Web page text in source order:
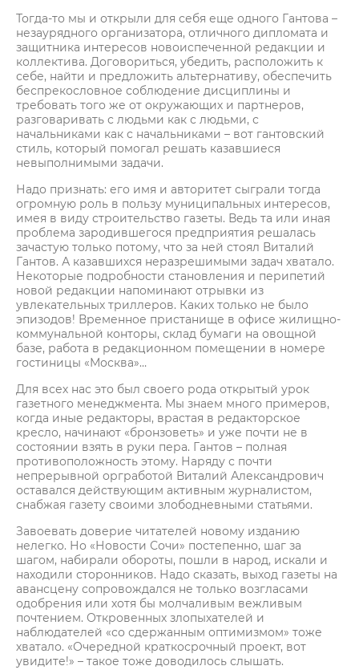
Тогда-то мы и открыли для себя еще одного Гантова –
незаурядного организатора, отличного дипломата и
защитника интересов новоиспеченной редакции и
коллектива. Договориться, убедить, расположить к
себе, найти и предложить альтернативу, обеспечить
беспрекословное соблюдение дисциплины и
требовать того же от окружающих и партнеров,
разговаривать с людьми как с людьми, с
начальниками как с начальниками – вот гантовский
стиль, который помогал решать казавшиеся
невыполнимыми задачи.
Надо признать: его имя и авторитет сыграли тогда
огромную роль в пользу муниципальных интересов,
имея в виду строительство газеты. Ведь та или иная
проблема зародившегося предприятия решалась
зачастую только потому, что за ней стоял Виталий
Гантов. А казавшихся неразрешимыми задач хватало.
Некоторые подробности становления и перипетий
новой редакции напоминают отрывки из
увлекательных триллеров. Каких только не было
эпизодов! Временное пристанище в офисе жилищно-
коммунальной конторы, склад бумаги на овощной
базе, работа в редакционном помещении в номере
гостиницы «Москва»…
Для всех нас это был своего рода открытый урок
газетного менеджмента. Мы знаем много примеров,
когда иные редакторы, врастая в редакторское
кресло, начинают «бронзоветь» и уже почти не в
состоянии взять в руки пера. Гантов – полная
противоположность этому. Наряду с почти
непрерывной оргработой Виталий Александрович
оставался действующим активным журналистом,
снабжая газету своими злободневными статьями.
Завоевать доверие читателей новому изданию
нелегко. Но «Новости Сочи» постепенно, шаг за
шагом, набирали обороты, пошли в народ, искали и
находили сторонников. Надо сказать, выход газеты на
авансцену сопровождался не только возгласами
одобрения или хотя бы молчаливым вежливым
почтением. Откровенных злопыхателей и
наблюдателей «со сдержанным оптимизмом» тоже
хватало. «Очередной краткосрочный проект, вот
увидите!» – такое тоже доводилось слышать.